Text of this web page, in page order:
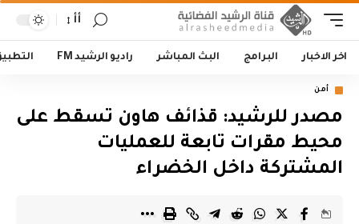
أأ
اخر الاخبار البرامج البث المباشر راديو الرشيد FM
أمن
مصدر للرشيد: قذائف هاون تسقط على
محيط مقرات تابعة للعمليات
المشتركة داخل الخضراء